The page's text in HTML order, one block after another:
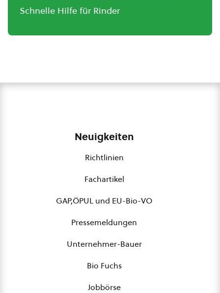
Schnelle Hilfe für Rinder
Neuigkeiten
Richtlinien
Fachartikel
GAP,ÖPUL und EU-Bio-VO
Pressemeldungen
Unternehmer-Bauer
Bio Fuchs
Jobbörse